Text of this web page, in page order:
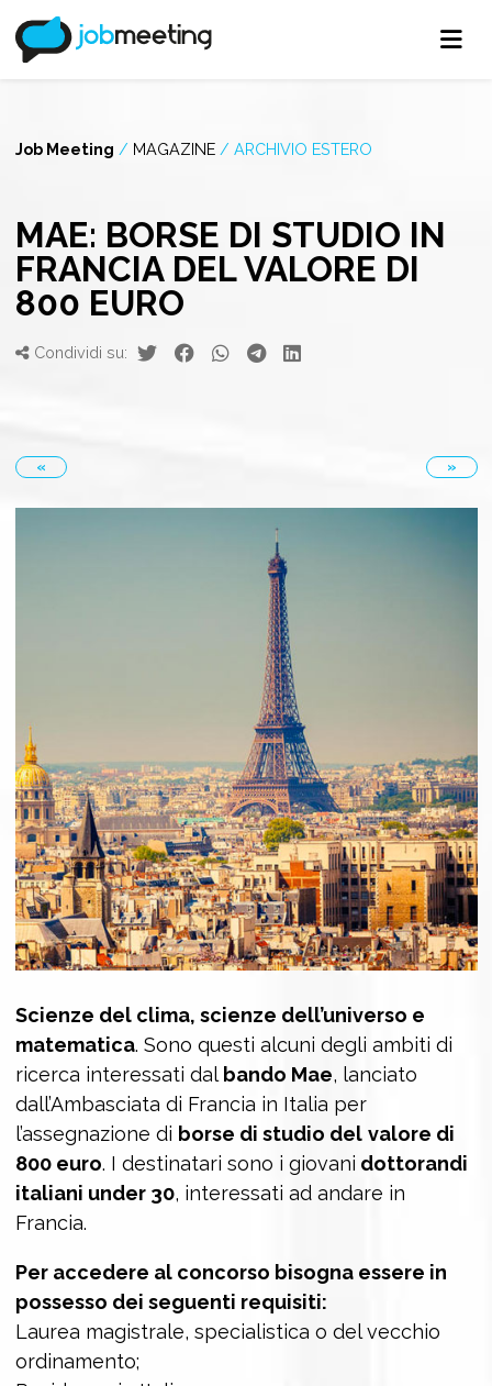
Job Meeting / MAGAZINE / ARCHIVIO ESTERO
MAE: BORSE DI STUDIO IN
FRANCIA DEL VALORE DI
800 EURO
Condividi su:
« »
Scienze del clima, scienze dell’universo e
matematica. Sono questi alcuni degli ambiti di
ricerca interessati dal bando Mae, lanciato
dall’Ambasciata di Francia in Italia per
l’assegnazione di borse di studio del valore di
800 euro. I destinatari sono i giovani dottorandi
italiani under 30, interessati ad andare in
Francia.
Per accedere al concorso bisogna essere in
possesso dei seguenti requisiti:
Laurea magistrale, specialistica o del vecchio
ordinamento;